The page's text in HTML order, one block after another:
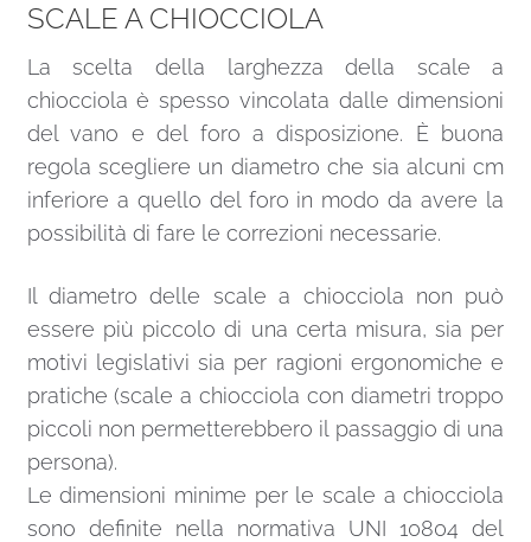
SCALE A CHIOCCIOLA
La scelta della larghezza della scale a
chiocciola è spesso vincolata dalle dimensioni
del vano e del foro a disposizione. È buona
regola scegliere un diametro che sia alcuni cm
inferiore a quello del foro in modo da avere la
possibilità di fare le correzioni necessarie.
Il diametro delle scale a chiocciola non può
essere più piccolo di una certa misura, sia per
motivi legislativi sia per ragioni ergonomiche e
pratiche (scale a chiocciola con diametri troppo
piccoli non permetterebbero il passaggio di una
persona).
Le dimensioni minime per le scale a chiocciola
sono definite nella normativa UNI 10804 del